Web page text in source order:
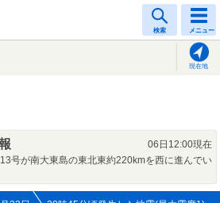
検索 メニュー
現在地
06日12:00現在
号が南大東島の東北東約220kmを西に進んでい